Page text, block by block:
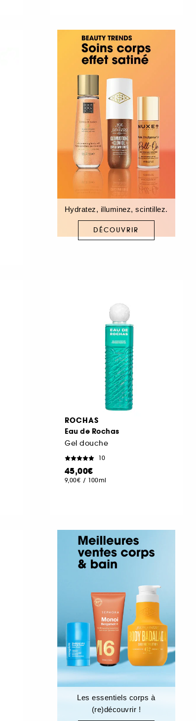
Hydratez, illuminez, scintillez.
DÉCOUVRIR
ROCHAS
Eau de Rochas
Gel douche
10
45,00€
9,00€ / 100ml
Les essentiels corps à
(re)découvrir !